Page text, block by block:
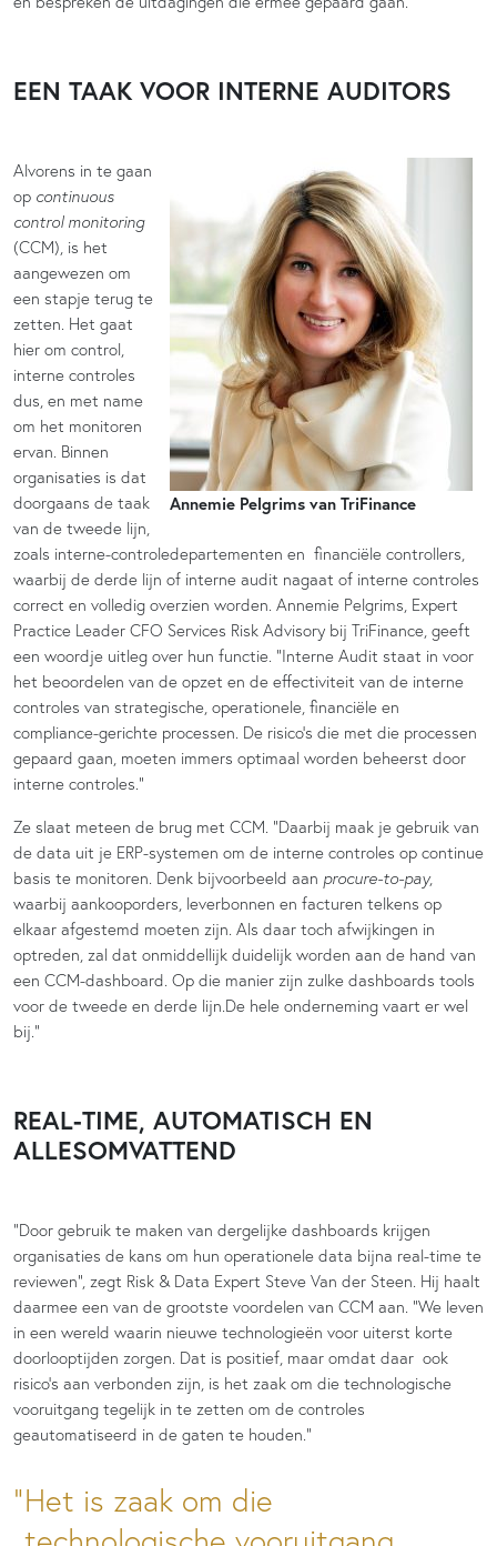
EEN TAAK VOOR INTERNE AUDITORS
Annemie Pelgrims van TriFinance
Alvorens in te gaan
op continuous
control monitoring
(CCM), is het
aangewezen om
een stapje terug te
zetten. Het gaat
hier om control,
interne controles
dus, en met name
om het monitoren
ervan. Binnen
organisaties is dat
doorgaans de taak
van de tweede lijn,
zoals interne-controledepartementen en financiële controllers,
waarbij de derde lijn of interne audit nagaat of interne controles
correct en volledig overzien worden. Annemie Pelgrims, Expert
Practice Leader CFO Services Risk Advisory bij TriFinance, geeft
een woordje uitleg over hun functie. “Interne Audit staat in voor
het beoordelen van de opzet en de effectiviteit van de interne
controles van strategische, operationele, financiële en
compliance-gerichte processen. De risico’s die met die processen
gepaard gaan, moeten immers optimaal worden beheerst door
interne controles.”
Ze slaat meteen de brug met CCM. “Daarbij maak je gebruik van
de data uit je ERP-systemen om de interne controles op continue
basis te monitoren. Denk bijvoorbeeld aan procure-to-pay,
waarbij aankooporders, leverbonnen en facturen telkens op
elkaar afgestemd moeten zijn. Als daar toch afwijkingen in
optreden, zal dat onmiddellijk duidelijk worden aan de hand van
een CCM-dashboard. Op die manier zijn zulke dashboards tools
voor de tweede en derde lijn.De hele onderneming vaart er wel
bij.”
REAL-TIME, AUTOMATISCH EN
ALLESOMVATTEND
“Door gebruik te maken van dergelijke dashboards krijgen
organisaties de kans om hun operationele data bijna real-time te
reviewen”, zegt Risk & Data Expert Steve Van der Steen. Hij haalt
daarmee een van de grootste voordelen van CCM aan. “We leven
in een wereld waarin nieuwe technologieën voor uiterst korte
doorlooptijden zorgen. Dat is positief, maar omdat daar ook
risico’s aan verbonden zijn, is het zaak om die technologische
vooruitgang tegelijk in te zetten om de controles
geautomatiseerd in de gaten te houden.”
Het is zaak om die